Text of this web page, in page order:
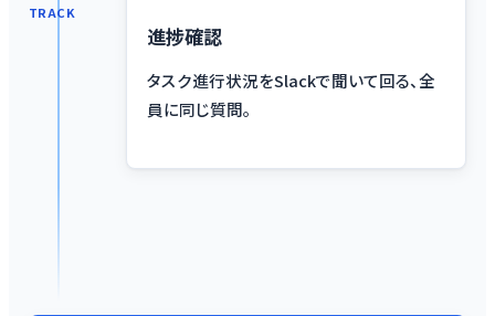
TRACK
進捗確認
タスク進行状況をSlackで聞いて回る、全
員に同じ質問。